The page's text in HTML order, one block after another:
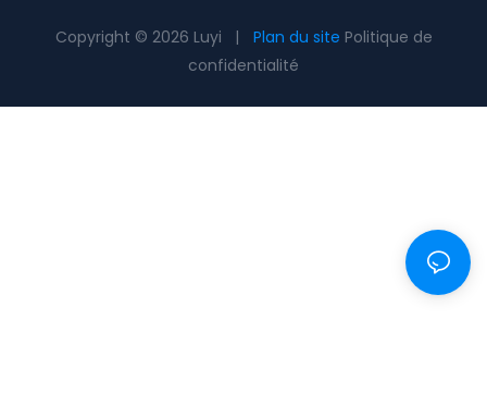
Copyright © 2026 Luyi | Plan du site Politique de
confidentialité